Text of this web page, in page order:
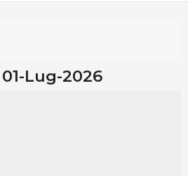
Lug-2026